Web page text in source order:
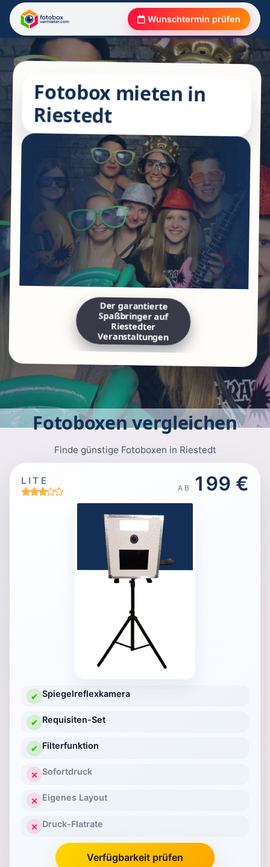
Wunschtermin prüfen
Fotobox mieten in
Riestedt
Der garantierte
Spaßbringer auf
Riestedter
Veranstaltungen
Fotoboxen vergleichen
Finde günstige Fotoboxen in Riestedt
LITE
AB 199 €
✔ Spiegelreflexkamera
✔ Requisiten-Set
✔ Filterfunktion
✕ Sofortdruck
✕ Eigenes Layout
✕ Druck-Flatrate
Verfügbarkeit prüfen